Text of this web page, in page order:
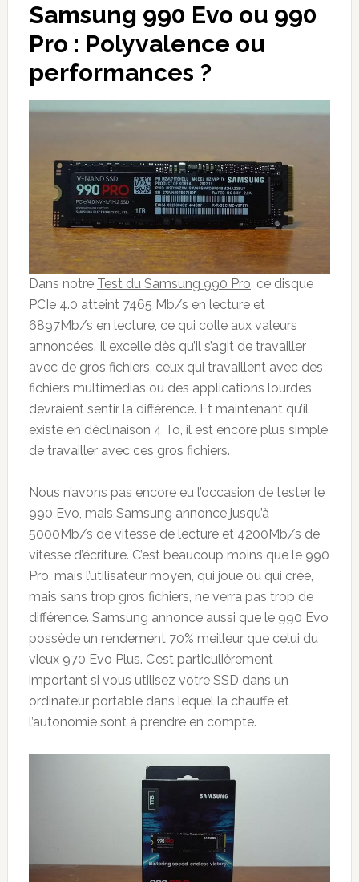
Samsung 990 Evo ou 990
Pro : Polyvalence ou
performances ?
Dans notre Test du Samsung 990 Pro, ce disque
PCIe 4.0 atteint 7465 Mb/s en lecture et
6897Mb/s en lecture, ce qui colle aux valeurs
annoncées. Il excelle dès qu’il s’agit de travailler
avec de gros fichiers, ceux qui travaillent avec des
fichiers multimédias ou des applications lourdes
devraient sentir la différence. Et maintenant qu’il
existe en déclinaison 4 To, il est encore plus simple
de travailler avec ces gros fichiers.
Nous n’avons pas encore eu l’occasion de tester le
990 Evo, mais Samsung annonce jusqu’à
5000Mb/s de vitesse de lecture et 4200Mb/s de
vitesse d’écriture. C’est beaucoup moins que le 990
Pro, mais l’utilisateur moyen, qui joue ou qui crée,
mais sans trop gros fichiers, ne verra pas trop de
différence. Samsung annonce aussi que le 990 Evo
possède un rendement 70% meilleur que celui du
vieux 970 Evo Plus. C’est particulièrement
important si vous utilisez votre SSD dans un
ordinateur portable dans lequel la chauffe et
l’autonomie sont à prendre en compte.